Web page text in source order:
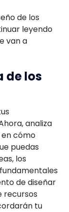
de los
leyendo
van a
de los
analiza
en cómo
puedas
los
de diseñar
recursos
tu